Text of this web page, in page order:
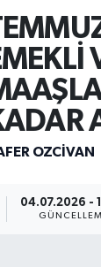
OZCIVAN
04.07.2026 -
dakika
ve Fikstür
Haberleri